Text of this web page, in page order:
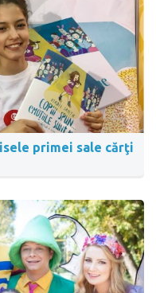
primei sale cărţi